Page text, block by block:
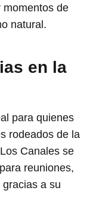
momentos de
natural.
en la
para quienes
rodeados de la
Canales se
reuniones,
a su